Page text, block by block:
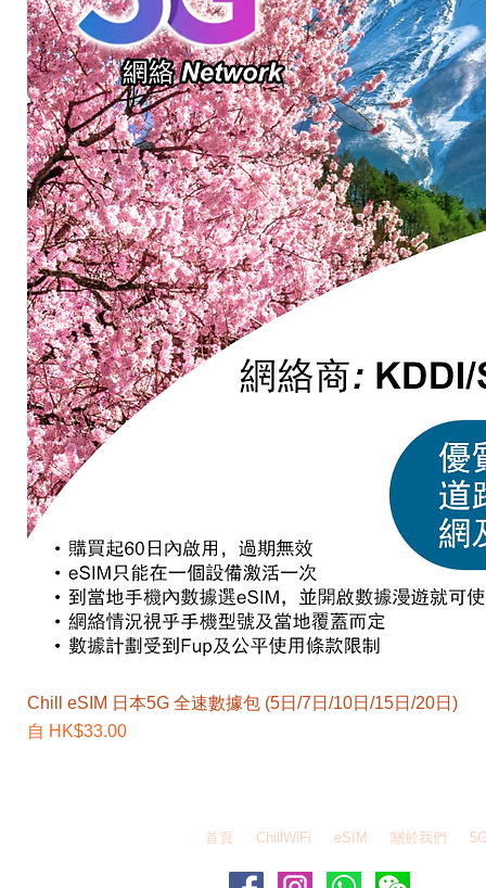
Chill eSIM 日本5G 全速數據包 (5日/7日/10日/15日/20日)
自 HK$33.00
促銷價格
首頁 ChillWiFi eSIM 關於我們